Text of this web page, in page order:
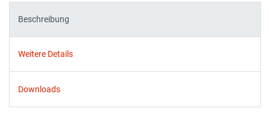
Beschreibung
Weitere Details
Downloads